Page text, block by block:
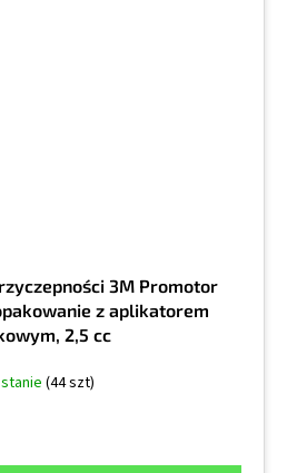
3M Promotor
z aplikatorem
2,5 cc
(44 szt)